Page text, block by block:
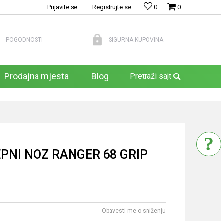
0
0
Prijavite se Registrujte se
POGODNOSTI SIGURNA KUPOVINA
Prodajna mjesta Blog Pretraži sajt
NOZ RANGER 68 GRIP
Obavesti me o sniženju